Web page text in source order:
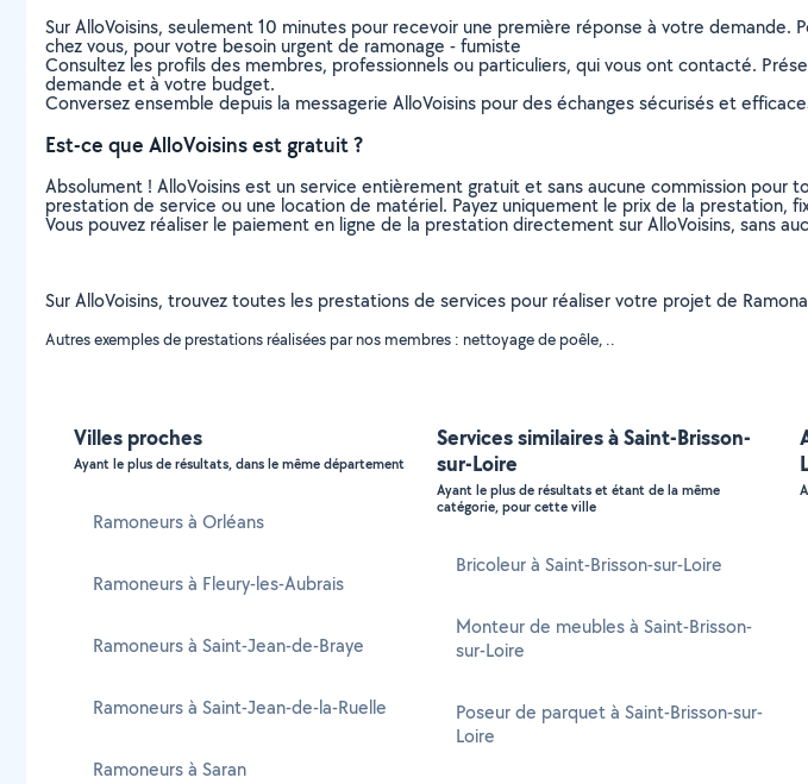
Sur AlloVoisins, seulement 10 minutes pour recevoir une première réponse à votre
chez vous, pour votre besoin urgent de ramonage - fumiste
Consultez les profils des membres, professionnels ou particuliers, qui vous ont contacté.
demande et à votre budget.
Conversez ensemble depuis la messagerie AlloVoisins pour des échanges sécurisés et
Est-ce que AlloVoisins est gratuit ?
Absolument ! AlloVoisins est un service entièrement gratuit et sans aucune commission
prestation de service ou une location de matériel. Payez uniquement le prix de la prestation,
Vous pouvez réaliser le paiement en ligne de la prestation directement sur AlloVoisins, sans
Sur AlloVoisins, trouvez toutes les prestations de services pour réaliser votre projet de
Autres exemples de prestations réalisées par nos membres : nettoyage de poêle, ..
Villes proches
Ayant le plus de résultats, dans le même département
Ramoneurs à Orléans
Ramoneurs à Fleury-les-Aubrais
Ramoneurs à Saint-Jean-de-Braye
Ramoneurs à Saint-Jean-de-la-Ruelle
Ramoneurs à Saran
Services similaires à Saint-Brisson-
sur-Loire
Ayant le plus de résultats et étant de la même
catégorie, pour cette ville
Bricoleur à Saint-Brisson-sur-Loire
Monteur de meubles à Saint-Brisson-
sur-Loire
Poseur de parquet à Saint-Brisson-sur-
Loire